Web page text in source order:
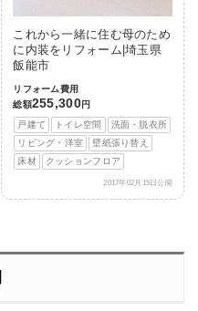
これから一緒に住む母のため
に内装をリフォーム|埼玉県
飯能市
リフォーム費用
総額255,300円
戸建て
トイレ空間
洗面・脱衣所
リビング・洋室
壁紙張り替え
床材
クッションフロア
2017年02月15日公開